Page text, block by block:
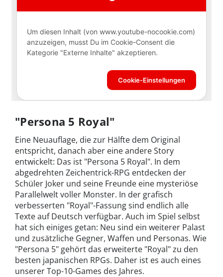
"Persona 5 Royal"
Eine Neuauflage, die zur Hälfte dem Original
entspricht, danach aber eine andere Story
entwickelt: Das ist "Persona 5 Royal". In dem
abgedrehten Zeichentrick-RPG entdecken der
Schüler Joker und seine Freunde eine mysteriöse
Parallelwelt voller Monster. In der grafisch
verbesserten "Royal"-Fassung sind endlich alle
Texte auf Deutsch verfügbar. Auch im Spiel selbst
hat sich einiges getan: Neu sind ein weiterer Palast
und zusätzliche Gegner, Waffen und Personas. Wie
"Persona 5" gehört das erweiterte "Royal" zu den
besten japanischen RPGs. Daher ist es auch eines
unserer Top-10-Games des Jahres.